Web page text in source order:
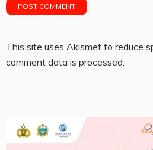
This site uses Akismet to reduce
comment data is processed.